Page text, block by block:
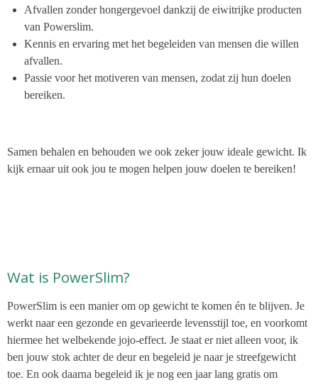
Afvallen zonder hongergevoel dankzij de eiwitrijke producten
van Powerslim.
Kennis en ervaring met het begeleiden van mensen die willen
afvallen.
Passie voor het motiveren van mensen, zodat zij hun doelen
bereiken.
Samen behalen en behouden we ook zeker jouw ideale gewicht. Ik
kijk ernaar uit ook jou te mogen helpen jouw doelen te bereiken!
Wat is PowerSlim?
PowerSlim is een manier om op gewicht te komen én te blijven. Je
werkt naar een gezonde en gevarieerde levensstijl toe, en voorkomt
hiermee het welbekende jojo-effect. Je staat er niet alleen voor, ik
ben jouw stok achter de deur en begeleid je naar je streefgewicht
toe. En ook daarna begeleid ik je nog een jaar lang gratis om